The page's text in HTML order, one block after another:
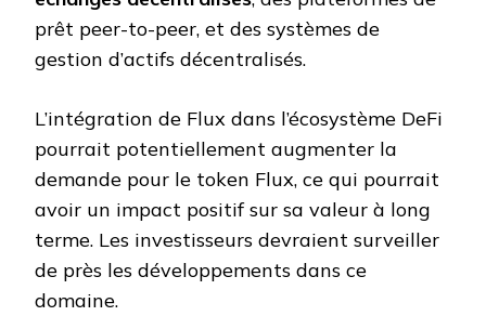
prêt peer-to-peer, et des systèmes de
gestion d’actifs décentralisés.
L’intégration de Flux dans l’écosystème DeFi
pourrait potentiellement augmenter la
demande pour le token Flux, ce qui pourrait
avoir un impact positif sur sa valeur à long
terme. Les investisseurs devraient surveiller
de près les développements dans ce
domaine.